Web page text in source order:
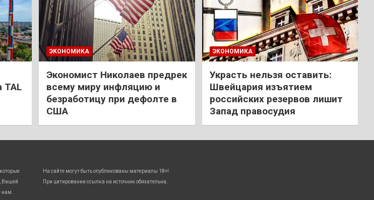
TAL
ЭКОНОМИКА
Экономист Николаев предрек
всему миру инфляцию и
безработицу при дефолте в
США
ЭКОНОМИКА
Украсть нельзя оставить:
Швейцария изъятием
российских резервов лишит
Запад правосудия
Вашей
нам.
На сайте могут быть опубликованы материалы 18+!
При цитировании ссылка на источник обязательна.